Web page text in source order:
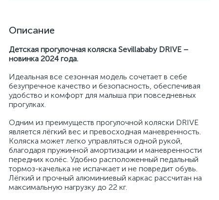
Описание
Детская прогулочная коляска Sevillababy DRIVE –
новинка 2024 года.
Идеальная все сезонная модель сочетает в себе
безупречное качество и безопасность, обеспечивая
удобство и комфорт для малыша при повседневных
прогулках.
Одним из преимуществ прогулочной коляски DRIVE
является лёгкий вес и превосходная маневренность.
Коляска может легко управляться одной рукой,
благодаря пружинной амортизации и маневренности
передних колёс. Удобно расположенный педальный
тормоз-качелька не испачкает и не повредит обувь.
Лёгкий и прочный алюминиевый каркас рассчитан на
максимальную нагрузку до 22 кг.